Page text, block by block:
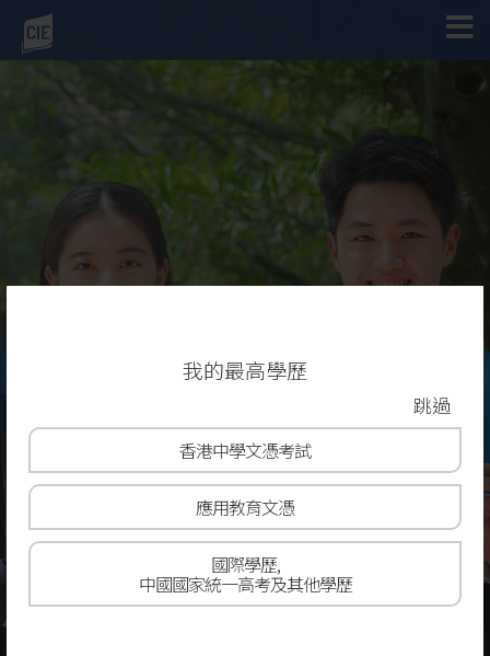
我的最高學歷
跳過
香港中學文憑考試
應用教育文憑
國際學歷,
中國國家統一高考及其他學歷
入學申請